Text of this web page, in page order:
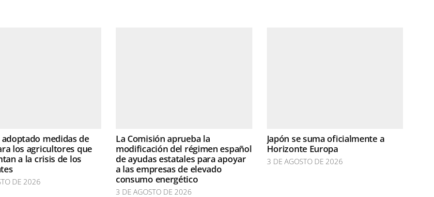
adoptado medidas de
los agricultores que
a la crisis de los
DE 2026
La Comisión aprueba la
modificación del régimen español
de ayudas estatales para apoyar
a las empresas de elevado
consumo energético
3 DE AGOSTO DE 2026
Japón se suma oficialmente a
Horizonte Europa
3 DE AGOSTO DE 2026